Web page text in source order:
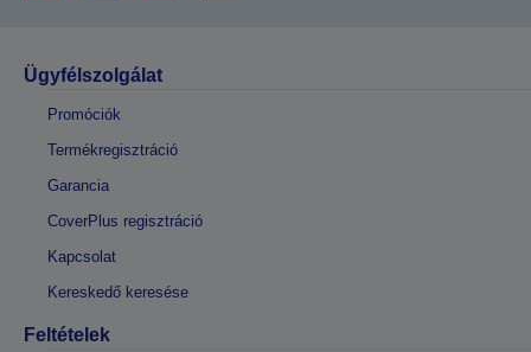
Ügyfélszolgálat
Promóciók
Termékregisztráció
Garancia
CoverPlus regisztráció
Kapcsolat
Kereskedő keresése
Feltételek